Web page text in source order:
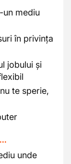
un mediu
în privința
jobului și
te sperie,
unde